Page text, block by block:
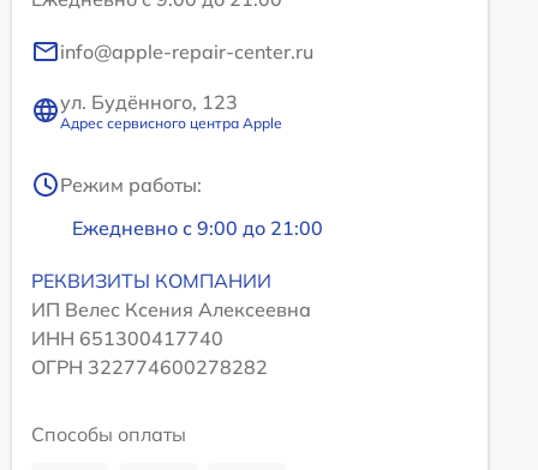
info@apple-repair-center.ru
ул. Будённого, 123
Адрес сервисного центра Apple
Режим работы:
Ежедневно с 9:00 до 21:00
РЕКВИЗИТЫ КОМПАНИИ
ИП Велес Ксения Алексеевна
ИНН 651300417740
ОГРН 322774600278282
Способы оплаты